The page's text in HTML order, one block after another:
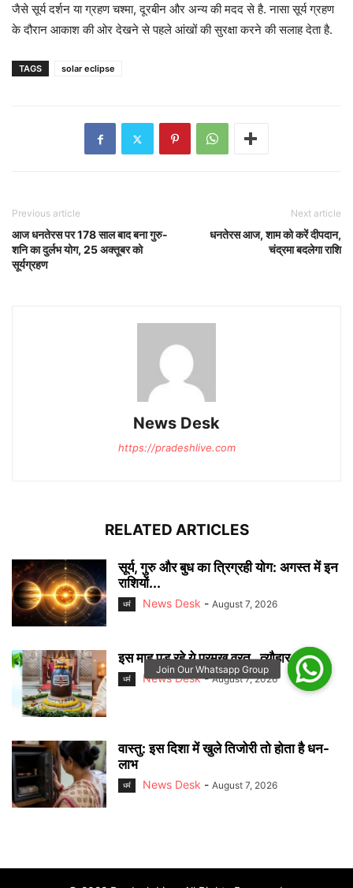
जैसे सूर्य दर्शन या ग्रहण चश्मा, दूरबीन और अन्य की मदद से है. नासा सूर्य ग्रहण
के दौरान आकाश की ओर देखने से पहले आंखों की सुरक्षा करने की सलाह देता है.
TAGS solar eclipse
Previous article
आज धनतेरस पर 178 साल बाद बना गुरु-
शनि का दुर्लभ योग, 25 अक्तूबर को
सूर्यग्रहण
Next article
धनतेरस आज, शाम को करें दीपदान,
चंद्रमा बदलेगा राशि
News Desk
https://pradeshlive.com
RELATED ARTICLES
सूर्य, गुरु और बुध का त्रिग्रही योग: अगस्त में इन
राशियों...
धर्म News Desk - August 7, 2026
इस माह पड़ रहे ये प्रमुख व्रत , त्यौहार
धर्म News Desk - August 7, 2026
वास्तु: इस दिशा में खुले तिजोरी तो होता है धन-
लाभ
धर्म News Desk - August 7, 2026